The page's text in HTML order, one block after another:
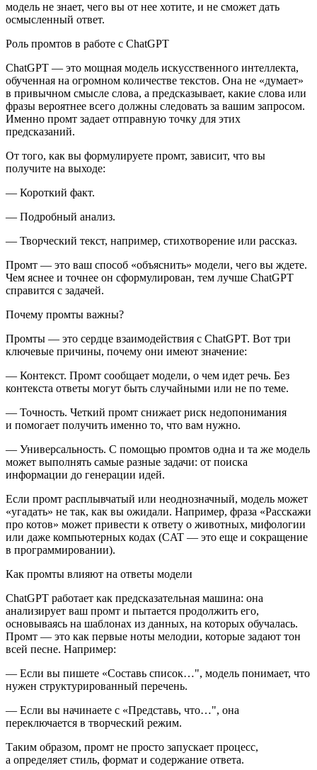
модель не знает, чего вы от нее хотите, и не сможет дать
осмысленный ответ.
Роль промтов в работе с ChatGPT
ChatGPT — это мощная модель искусственного интеллекта,
обученная на огромном количестве текстов. Она не «думает»
в привычном смысле слова, а предсказывает, какие слова или
фразы вероятнее всего должны следовать за вашим запросом.
Именно промт задает отправную точку для этих
предсказаний.
От того, как вы формулируете промт, зависит, что вы
получите на выходе:
— Короткий факт.
— Подробный анализ.
— Творческий текст, например, стихотворение или рассказ.
Промт — это ваш способ «объяснить» модели, чего вы ждете.
Чем яснее и точнее он сформулирован, тем лучше ChatGPT
справится с задачей.
Почему промты важны?
Промты — это сердце взаимодействия с ChatGPT. Вот три
ключевые причины, почему они имеют значение:
— Контекст. Промт сообщает модели, о чем идет речь. Без
контекста ответы могут быть случайными или не по теме.
— Точность. Четкий промт снижает риск недопонимания
и помогает получить именно то, что вам нужно.
— Универсальность. С помощью промтов одна и та же модель
может выполнять самые разные задачи: от поиска
информации до генерации идей.
Если промт расплывчатый или неоднозначный, модель может
«угадать» не так, как вы ожидали. Например, фраза «Расскажи
про котов» может привести к ответу о животных, мифологии
или даже компьютерных кодах (CAT — это еще и сокращение
в программировании).
Как промты влияют на ответы модели
ChatGPT работает как предсказательная машина: она
анализирует ваш промт и пытается продолжить его,
основываясь на шаблонах из данных, на которых обучалась.
Промт — это как первые ноты мелодии, которые задают тон
всей песне. Например:
— Если вы пишете «Составь список…", модель понимает, что
нужен структурированный перечень.
— Если вы начинаете с «Представь, что…", она
переключается в творческий режим.
Таким образом, промт не просто запускает процесс,
а определяет стиль, формат и содержание ответа.